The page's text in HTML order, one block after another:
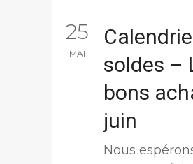
25
MAI
soldes –
bons
juin
Nous